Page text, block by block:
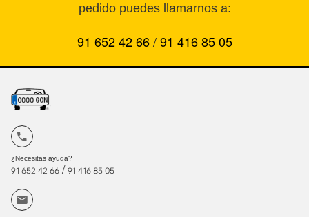
pedido puedes llamarnos a:
91 652 42 66 /91 416 85 05
¿Necesitas ayuda?
91 652 42 66 / 91 416 85 05